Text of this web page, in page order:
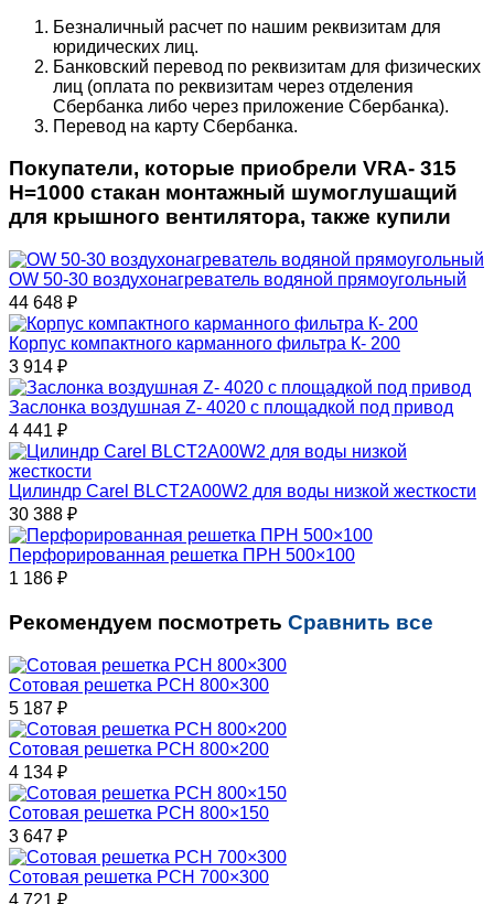
Безналичный расчет по нашим реквизитам для
юридических лиц.
Банковский перевод по реквизитам для физических
лиц (оплата по реквизитам через отделения
Сбербанка либо через приложение Сбербанка).
Перевод на карту Сбербанка.
Покупатели, которые приобрели VRA- 315
H=1000 стакан монтажный шумоглушащий
для крышного вентилятора, также купили
OW 50‑30 воздухонагреватель водяной прямоугольный
44 648 ₽
Корпус компактного карманного фильтра К- 200
3 914 ₽
Заслонка воздушная Z- 4020 с площадкой под привод
4 441 ₽
Цилиндр Carel BLCT2A00W2 для воды низкой жесткости
30 388 ₽
Перфорированная решетка ПРН 500×100
1 186 ₽
Рекомендуем посмотреть Сравнить все
Сотовая решетка РСН 800×300
5 187 ₽
Сотовая решетка РСН 800×200
4 134 ₽
Сотовая решетка РСН 800×150
3 647 ₽
Сотовая решетка РСН 700×300
4 721 ₽